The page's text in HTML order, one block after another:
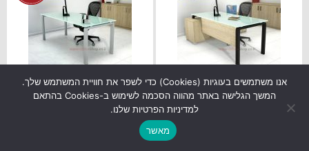
Moro
שולחן מנהלים פינתי דגם
Moro
שולחן כתיבה זכוכית
Glass
אנו משתמשים בעוגיות (Cookies) כדי לשפר את חוויית המשתמש שלך.
המשך הגלישה באתר מהווה הסכמה לשימוש ב-Cookies בהתאם
למדיניות הפרטיות שלנו.
מאשר